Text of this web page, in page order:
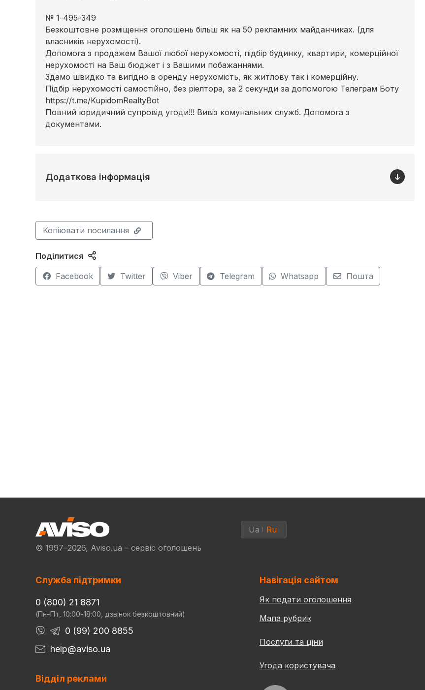
№ 1-495-349
Безкоштовне розміщення оголошень більш як на 50 рекламних майданчиках. (для
власників нерухомості).
Допомога з продажем Вашої любої нерухомості, підбір будинку, квартири, комерційної
нерухомості на Ваш бюджет і з Вашими побажаннями.
Здамо швидко та вигідно в оренду нерухомість, як житлову так і комерційну.
Підбір нерухомості самостійно, без ріелтора, за 2 секунди за допомогою Телеграм Боту
https://t.me/KupidomRealtyBot
Повний юридичний супровід угоди!!! Вивіз комунальних служб. Допомога з
документами.
Додаткова інформація
Копіювати посилання
Поділитися
Facebook Twitter Viber Telegram Whatsapp Пошта
© 1997–2026, Aviso.ua – сервіс оголошень
Ua Ru
Служба підтримки
0 (800) 21 8871
(Пн-Пт, 10:00-18:00, дзвінок безкоштовний)
0 (99) 200 8855
help@aviso.ua
Відділ реклами
Навігація сайтом
Як подати оголошення
Мапа рубрик
Послуги та ціни
Угода користувача